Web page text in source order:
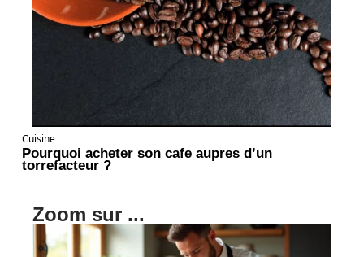
Cuisine
Pourquoi acheter son cafe aupres d’un
torrefacteur ?
Zoom sur ...